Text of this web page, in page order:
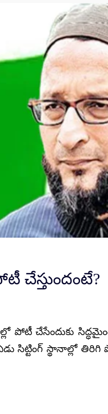
చేస్తుందంటే?
పోటీ చేసేందుకు
ఏడు సిట్టింగ్‌ స్థానాల్లో